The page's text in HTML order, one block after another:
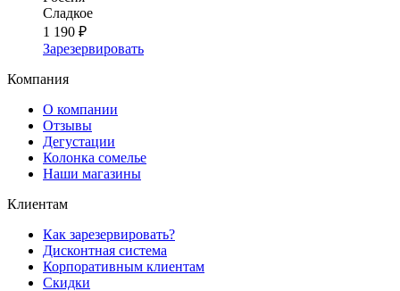
Сладкое
1 190 ₽
Зарезервировать
Компания
О компании
Отзывы
Дегустации
Колонка сомелье
Наши магазины
Клиентам
Как зарезервировать?
Дисконтная система
Корпоративным клиентам
Скидки